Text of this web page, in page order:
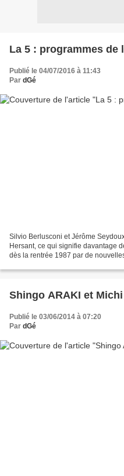
La 5 : programmes de
Publié le 04/07/2016 à 11:43
Par dGé
Silvio Berlusconi et Jérôme
Hersant, ce qui signifie davantage
dès la rentrée 1987 par de
Shingo ARAKI et Michi
Publié le 03/06/2014 à 07:20
Par dGé